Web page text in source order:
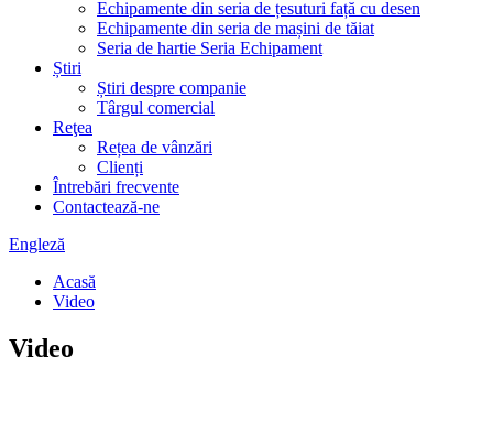
Echipamente din seria de țesuturi față cu desen
Echipamente din seria de mașini de tăiat
Seria de hartie Seria Echipament
Știri
Știri despre companie
Târgul comercial
Reţea
Rețea de vânzări
Clienți
Întrebări frecvente
Contactează-ne
Engleză
Acasă
Video
Video